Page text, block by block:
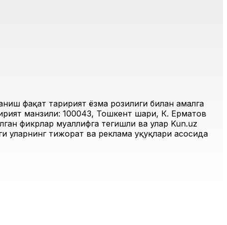
фақат таҳририят ёзма розилиги билан амалга
манзили: 100043, Тошкент шаҳри, К. Ерматов
фикрлар муаллифга тегишли ва улар Kun.uz
тижорат ва реклама ҳуқуқлари асосида